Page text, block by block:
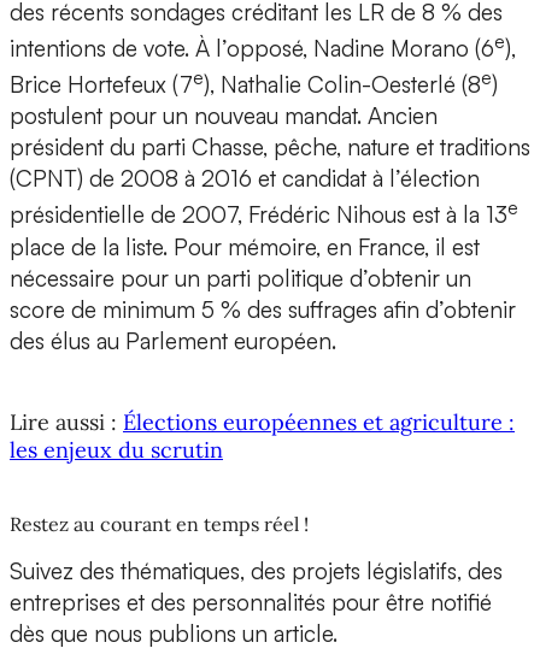
des récents sondages créditant les LR de 8 % des
intentions de vote. À l’opposé, Nadine Morano (6e),
Brice Hortefeux (7e), Nathalie Colin-Oesterlé (8e)
postulent pour un nouveau mandat. Ancien
président du parti Chasse, pêche, nature et traditions
(CPNT) de 2008 à 2016 et candidat à l’élection
présidentielle de 2007, Frédéric Nihous est à la 13e
place de la liste. Pour mémoire, en France, il est
nécessaire pour un parti politique d’obtenir un
score de minimum 5 % des suffrages afin d’obtenir
des élus au Parlement européen.
Lire aussi : Élections européennes et agriculture :
les enjeux du scrutin
Restez au courant en temps réel !
Suivez des thématiques, des projets législatifs, des
entreprises et des personnalités pour être notifié
dès que nous publions un article.